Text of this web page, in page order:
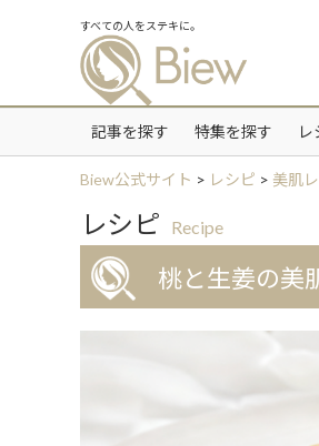
すべての人をステキに。
記事を探す 特集を探す
Biew公式サイト > レシピ > 美肌
レシピ Recipe
桃と生姜の美